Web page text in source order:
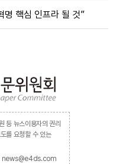
명 핵심 인프라 될 것”
등 뉴스이용자의 권리
를 요청할 수 있는
news@e4ds.com